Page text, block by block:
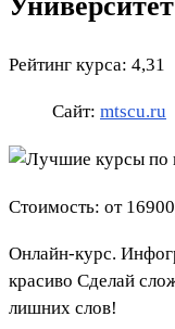
Университет
Рейтинг курса: 4,31
Сайт: mtscu.ru
Стоимость: от
Онлайн-курс.
красиво Сделай
лишних слов!